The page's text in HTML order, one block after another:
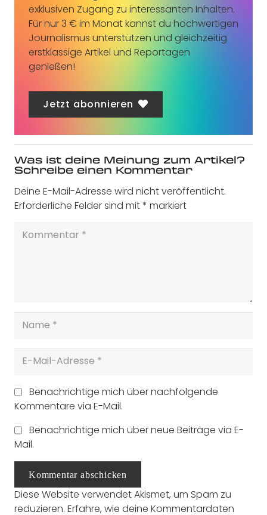
exklusiven Zugang zu interessanten Inhalten.
Für nur 3 € im Monat kannst du hochwertigen
Journalismus unterstützen und gleichzeitig
erstklassige Artikel und Reportagen
genießen!
Jetzt abonnieren
Was ist deine Meinung zum Artikel?
Schreibe einen Kommentar
Deine E-Mail-Adresse wird nicht veröffentlicht.
Erforderliche Felder sind mit* markiert
Benachrichtige mich über nachfolgende
Kommentare via E-Mail.
Benachrichtige mich über neue Beiträge via E-
Mail.
Kommentar abschicken
Diese Website verwendet Akismet, um Spam zu
reduzieren. Erfahre, wie deine Kommentardaten